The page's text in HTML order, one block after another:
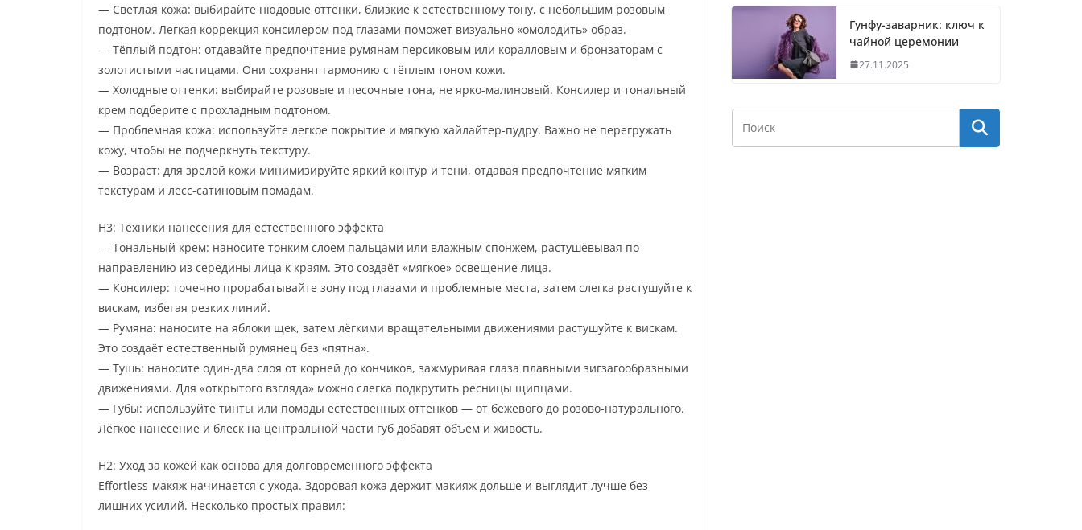
— Светлая кожа: выбирайте нюдовые оттенки, близкие к естественному тону, с небольшим розовым
подтоном. Легкая коррекция консилером под глазами поможет визуально «омолодить» образ.
— Тёплый подтон: отдавайте предпочтение румянам персиковым или коралловым и бронзаторам с
золотистыми частицами. Они сохранят гармонию с тёплым тоном кожи.
— Холодные оттенки: выбирайте розовые и песочные тона, не ярко-малиновый. Консилер и тональный
крем подберите с прохладным подтоном.
— Проблемная кожа: используйте легкое покрытие и мягкую хайлайтер-пудру. Важно не перегружать
кожу, чтобы не подчеркнуть текстуру.
— Возраст: для зрелой кожи минимизируйте яркий контур и тени, отдавая предпочтение мягким
текстурам и лесс-сатиновым помадам.
H3: Техники нанесения для естественного эффекта
— Тональный крем: наносите тонким слоем пальцами или влажным спонжем, растушёвывая по
направлению из середины лица к краям. Это создаёт «мягкое» освещение лица.
— Консилер: точечно прорабатывайте зону под глазами и проблемные места, затем слегка растушуйте к
вискам, избегая резких линий.
— Румяна: наносите на яблоки щек, затем лёгкими вращательными движениями растушуйте к вискам.
Это создаёт естественный румянец без «пятна».
— Тушь: наносите один-два слоя от корней до кончиков, зажмуривая глаза плавными зигзагообразными
движениями. Для «открытого взгляда» можно слегка подкрутить ресницы щипцами.
— Губы: используйте тинты или помады естественных оттенков — от бежевого до розово-натурального.
Лёгкое нанесение и блеск на центральной части губ добавят объем и живость.
H2: Уход за кожей как основа для долговременного эффекта
Effortless-макяж начинается с ухода. Здоровая кожа держит макияж дольше и выглядит лучше без
лишних усилий. Несколько простых правил:
Гунфу-заварник: ключ к
чайной церемонии
27.11.2025